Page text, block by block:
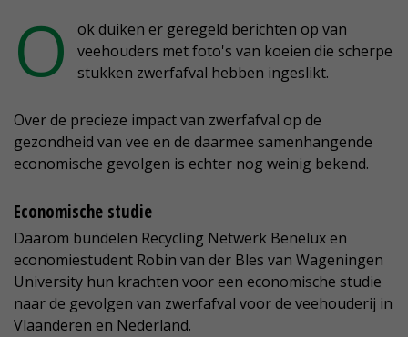
O
ok duiken er geregeld berichten op van
veehouders met foto's van koeien die scherpe
stukken zwerfafval hebben ingeslikt.
Over de precieze impact van zwerfafval op de
gezondheid van vee en de daarmee samenhangende
economische gevolgen is echter nog weinig bekend.
Economische studie
Daarom bundelen Recycling Netwerk Benelux en
economiestudent Robin van der Bles van Wageningen
University hun krachten voor een economische studie
naar de gevolgen van zwerfafval voor de veehouderij in
Vlaanderen en Nederland.